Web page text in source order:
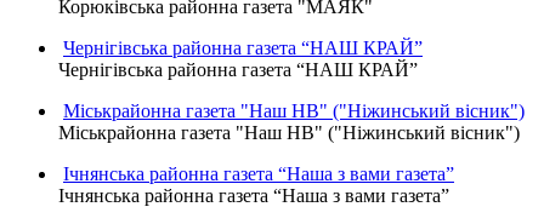
Корюківська районна газета "МАЯК"
Чернігівська районна газета “НАШ КРАЙ”
Чернігівська районна газета “НАШ КРАЙ”
Міськрайонна газета "Наш НВ" ("Ніжинський вісник")
Міськрайонна газета "Наш НВ" ("Ніжинський вісник")
Ічнянська районна газета “Наша з вами газета”
Ічнянська районна газета “Наша з вами газета”